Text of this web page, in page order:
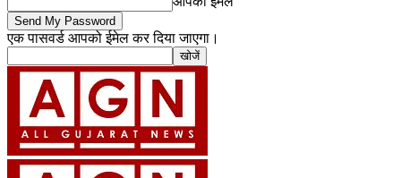
एक पासवर्ड आपको ईमेल कर दिया जाएगा।